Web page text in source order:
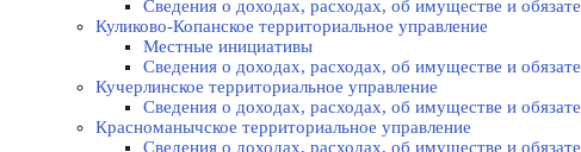
Сведения о доходах, расходах, об имуществе и
Куликово-Копанское территориальное управление
Местные инициативы
Сведения о доходах, расходах, об имуществе и
Кучерлинское территориальное управление
Сведения о доходах, расходах, об имуществе и
Красноманычское территориальное управление
Сведения о доходах, расходах, об имуществе и